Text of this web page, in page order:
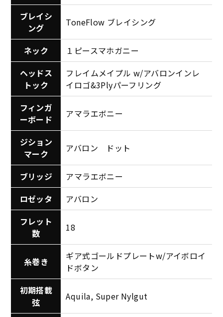
ブレイシ
ング
ToneFlow ブレイシング
ネック
１ピースマホガニー
ヘッドス
トック
フレイムメイプル w/アバロンインレ
イロゴ&3Plyパーフリング
フィンガ
ーボード
アマラエボニー
ジション
マーク
アバロン ドット
ブリッジ
アマラエボニー
ロゼッタ
アバロン
フレット
数
18
糸巻き
ギア式ゴールドプレートw/アイボロイ
ドボタン
初期搭載
弦
Aquila, Super Nylgut